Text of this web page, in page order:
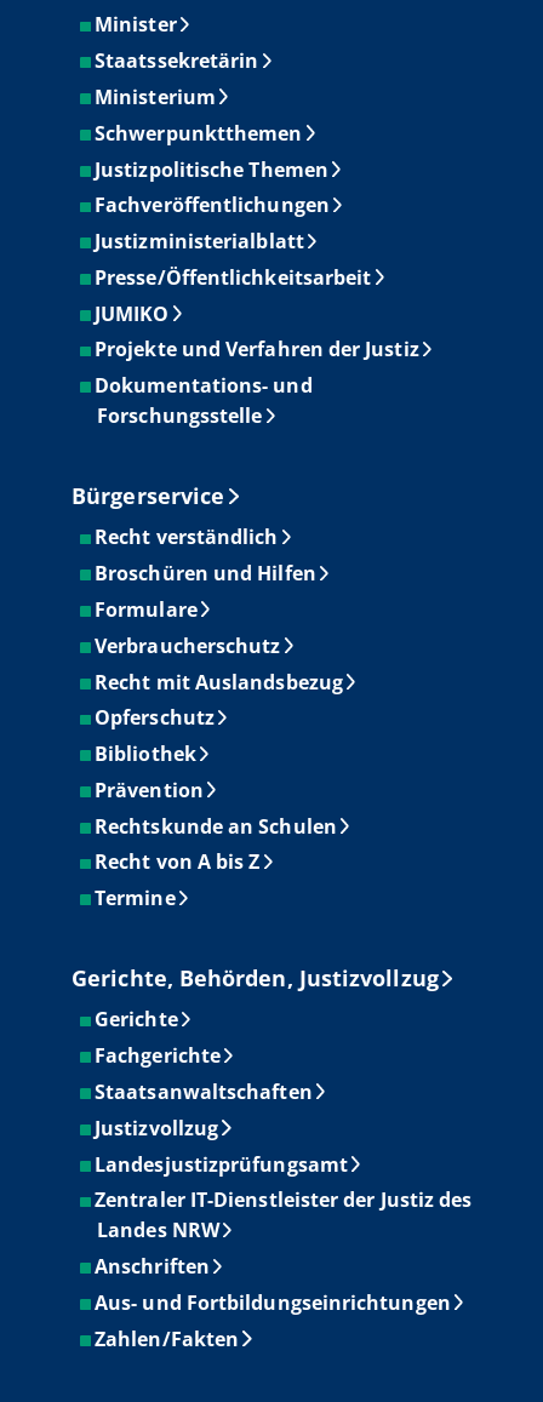
Minister
Staatssekretärin
Ministerium
Schwerpunktthemen
Justizpolitische Themen
Fachveröffentlichungen
Justizministerialblatt
Presse/Öffentlichkeitsarbeit
JUMIKO
Projekte und Verfahren der Justiz
Dokumentations- und
Forschungsstelle
Bürgerservice
Recht verständlich
Broschüren und Hilfen
Formulare
Verbraucherschutz
Recht mit Auslandsbezug
Opferschutz
Bibliothek
Prävention
Rechtskunde an Schulen
Recht von A bis Z
Termine
Gerichte, Behörden, Justizvollzug
Gerichte
Fachgerichte
Staatsanwaltschaften
Justizvollzug
Landesjustizprüfungsamt
Zentraler IT-Dienstleister der Justiz des
Landes NRW
Anschriften
Aus- und Fortbildungseinrichtungen
Zahlen/Fakten